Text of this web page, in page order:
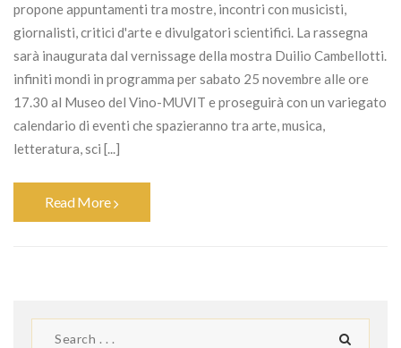
propone appuntamenti tra mostre, incontri con musicisti,
giornalisti, critici d'arte e divulgatori scientifici. La rassegna
sarà inaugurata dal vernissage della mostra Duilio Cambellotti.
infiniti mondi in programma per sabato 25 novembre alle ore
17.30 al Museo del Vino-MUVIT e proseguirà con un variegato
calendario di eventi che spazieranno tra arte, musica,
letteratura, sci [...]
Read More